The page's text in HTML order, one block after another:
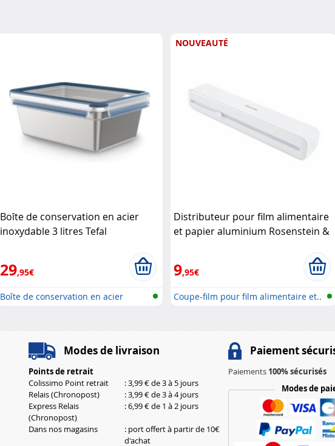
Boîte de conservation en acier
inoxydable 3 litres Tefal
29,95€
Boîte de conservation en acier
NOUVEAUTÉ
Distributeur pour film alimentaire
et papier aluminium Rosenstein &
9,95€
Coupe-film pour film alimentaire et..
Modes de livraison
Points de retrait
Colissimo Point retrait
: 3,99 € de 3 à 5 jours
Relais (Chronopost)
: 3,99 € de 3 à 4 jours
Express Relais
(Chronopost)
: 6,99 € de 1 à 2 jours
Dans nos magasins
: port offert à partir de 10€
d'achat
Paiement
Paiements 100% sécurisés
Modes de